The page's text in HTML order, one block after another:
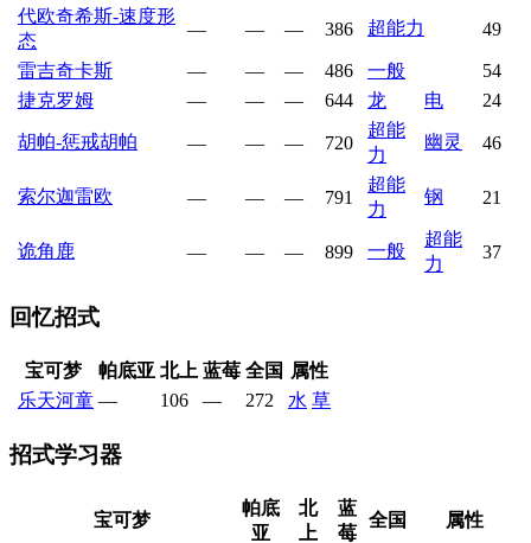
代欧奇希斯-速度形
态
— — — 386 超能力 49
雷吉奇卡斯 — — — 486 一般
54
捷克罗姆
— — — 644 龙 电 24
胡帕-惩戒胡帕 — — — 720
超能
力
幽灵 46
索尔迦雷欧 — — — 791
超能
力
钢 21
诡角鹿 — — — 899 一般
超能
力
37
回忆招式
宝可梦 帕底亚 北上 蓝莓 全国 属性
乐天河童 — 106 — 272 水 草
招式学习器
宝可梦
帕底
亚
北
上
蓝
莓
全国 属性